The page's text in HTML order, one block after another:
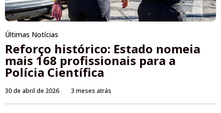
Últimas Notícias
Reforço histórico: Estado nomeia
mais 168 profissionais para a
Polícia Científica
30 de abril de 2026 3 meses atrás